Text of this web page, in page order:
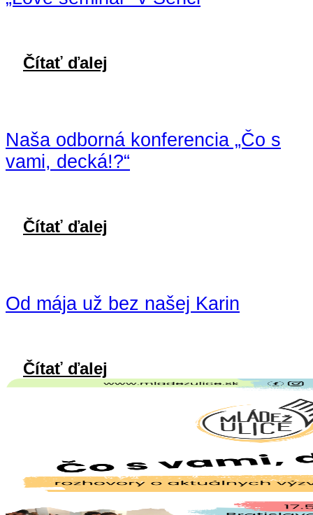
Čítať ďalej
Naša odborná konferencia „Čo s
vami, decká!?“
Čítať ďalej
Od mája už bez našej Karin
Čítať ďalej